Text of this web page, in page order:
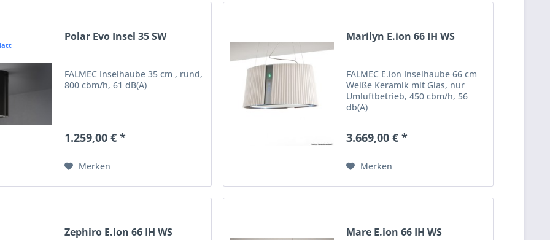
Polar Evo Insel 35 SW
FALMEC Inselhaube 35 cm , rund,
800 cbm/h, 61 dB(A)
1.259,00 € *
Merken
Marilyn E.ion 66 IH WS
FALMEC E.ion Inselhaube 66 cm
Weiße Keramik mit Glas, nur
Umluftbetrieb, 450 cbm/h, 56
db(A)
3.669,00 € *
Merken
Zephiro E.ion 66 IH WS Mare E.ion 66 IH WS